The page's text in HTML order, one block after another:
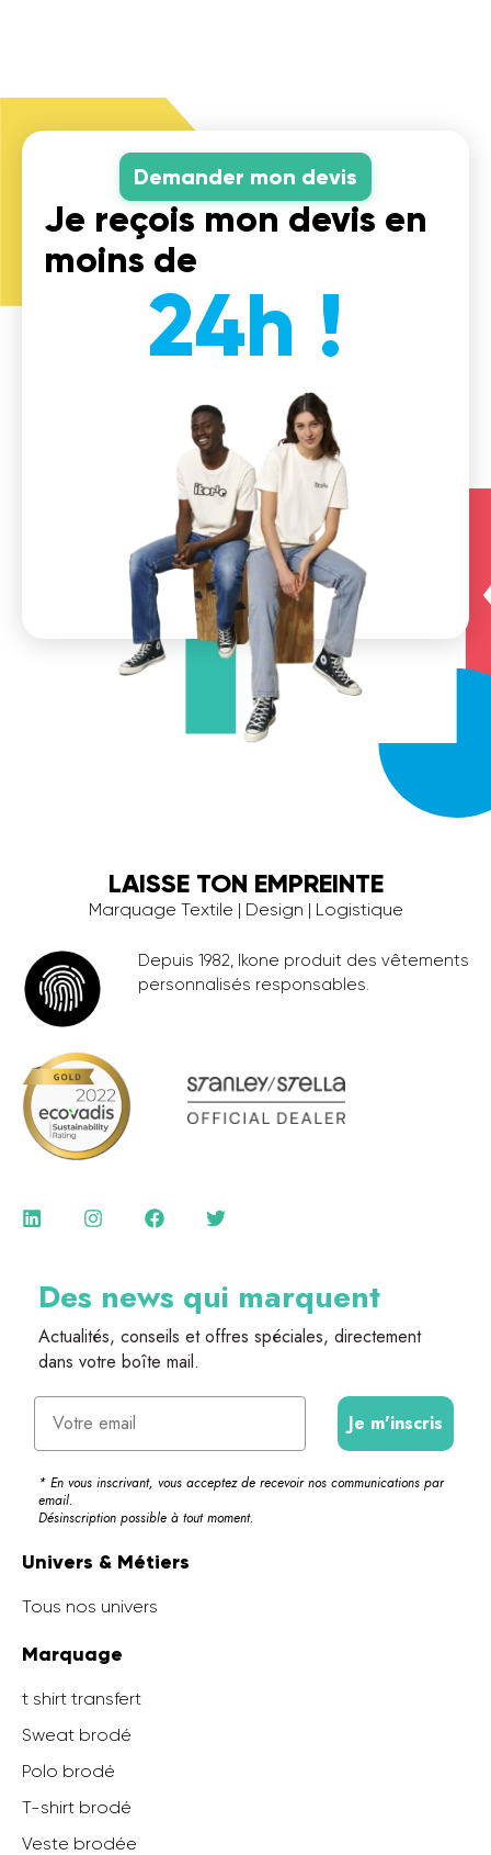
Demander mon devis
24h !
Je reçois mon devis en
moins de
LAISSE TON EMPREINTE
Marquage Textile | Design | Logistique
Depuis 1982, Ikone produit des vêtements
personnalisés responsables.
Des news qui marquent
Actualités, conseils et offres spéciales, directement
dans votre boîte mail.
Email
Je m'inscris
* En vous inscrivant, vous acceptez de recevoir nos communications par
email.
Désinscription possible à tout moment.
Univers & Métiers
Tous nos univers
Marquage
t shirt transfert
Sweat brodé
Polo brodé
T-shirt brodé
Veste brodée